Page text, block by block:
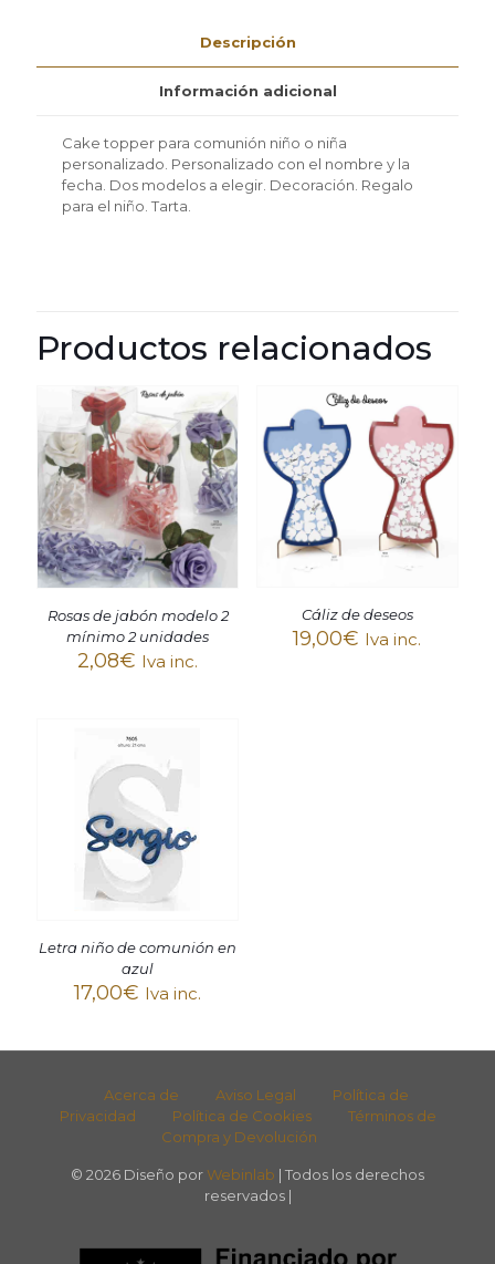
Descripción
Información adicional
Cake topper para comunión niño o niña
personalizado. Personalizado con el nombre y la
fecha. Dos modelos a elegir. Decoración. Regalo
para el niño. Tarta.
Productos relacionados
Rosas de jabón modelo 2
mínimo 2 unidades
2,08€ Iva inc.
Cáliz de deseos
19,00€ Iva inc.
Letra niño de comunión en
azul
17,00€ Iva inc.
Acerca de Aviso Legal
Política de
Privacidad
Política de Cookies
Términos de
Compra y Devolución
© 2026 Diseño por Webinlab | Todos los derechos
reservados |